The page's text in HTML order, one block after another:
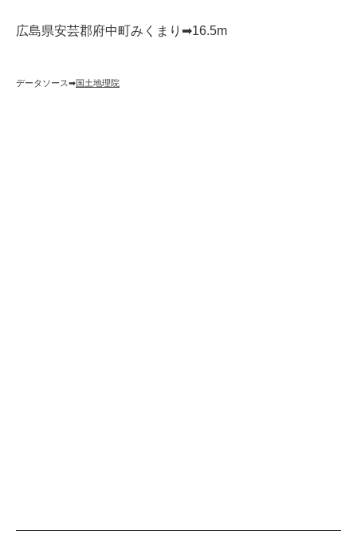
広島県安芸郡府中町みくまり➡︎16.5m
データソース➡︎国土地理院